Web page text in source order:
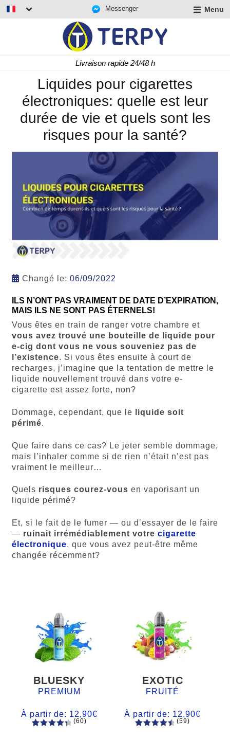
Messenger Menu
Livraison rapide 24/48 h
Liquides pour cigarettes
électroniques: quelle est leur
durée de vie et quels sont les
risques pour la santé?
Changé le: 06/09/2022
ILS N’ONT PAS VRAIMENT DE DATE D’EXPIRATION,
MAIS ILS NE SONT PAS ÉTERNELS!
Vous êtes en train de ranger votre chambre et
vous avez trouvé une bouteille de liquide pour
e-cig dont vous ne vous souveniez pas de
l’existence. Si vous êtes ensuite à court de
recharges, j’imagine que la tentation de mettre le
liquide nouvellement trouvé dans votre e-
cigarette est assez forte, non?
Dommage, cependant, que le
liquide soit
périmé.
Que faire dans ce cas? Le jeter semble dommage,
mais l’inhaler comme si de rien n’était n’est pas
vraiment le meilleur…
Quels risques courez-vous en vaporisant un
liquide périmé?
Et, si le fait de le fumer — ou d’essayer de le faire
— ruinait irrémédiablement votre cigarette
électronique, que vous avez peut-être même
changée récemment?
BLUESKY
PREMIUM
À partir de: 12,90€
(60)
EXOTIC
FRUITÉ
À partir de: 12,90€
(59)